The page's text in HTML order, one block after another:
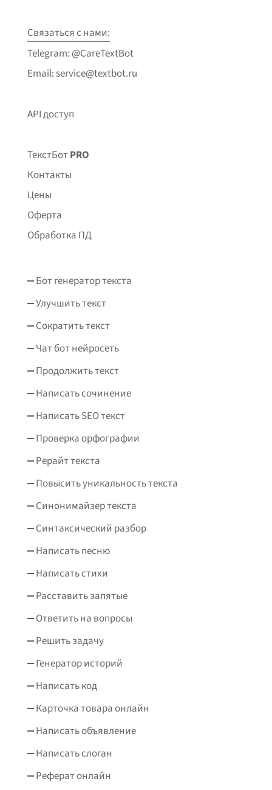
Связаться с нами:
Telegram: @CareTextBot
Email: service@textbot.ru
API доступ
ТекстБотPRO
Контакты
Цены
Оферта
Обработка ПД
Бот генератор текста
Улучшить текст
Сократить текст
Чат бот нейросеть
Продолжить текст
Написать сочинение
Написать SEO текст
Проверка орфографии
Рерайт текста
Повысить уникальность текста
Синонимайзер текста
Синтаксический разбор
Написать песню
Написать стихи
Расставить запятые
Ответить на вопросы
Решить задачу
Генератор историй
Написать код
Карточка товара онлайн
Написать объявление
Написать слоган
Реферат онлайн